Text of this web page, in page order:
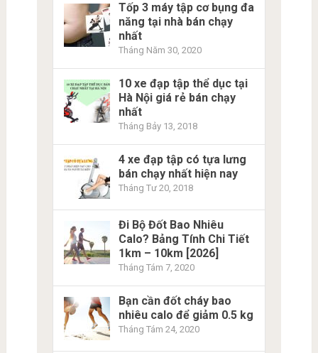
Tốp 3 máy tập cơ bụng đa
năng tại nhà bán chạy
nhất
Tháng Năm 30, 2020
10 xe đạp tập thể dục tại
Hà Nội giá rẻ bán chạy
nhất
Tháng Bảy 13, 2018
4 xe đạp tập có tựa lưng
bán chạy nhất hiện nay
Tháng Tư 20, 2018
Đi Bộ Đốt Bao Nhiêu
Calo? Bảng Tính Chi Tiết
1km – 10km [2026]
Tháng Tám 7, 2020
Bạn cần đốt cháy bao
nhiêu calo để giảm 0.5 kg
Tháng Tám 24, 2020